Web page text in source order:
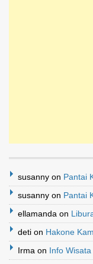
susanny on Pantai
susanny on Pantai
ellamanda on
deti on Hakone
Irma on Info